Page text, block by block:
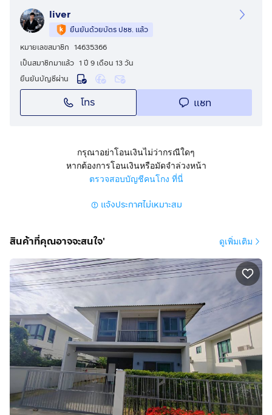
House for Sale – Srisalai Garden Village
2-storey detached house on 64 sq.wah (approx. 256
sq.m.)
Parking space for 2 cars
• 3 Bedrooms
• 3 Bathrooms
• 1 Dining Room
• 1 Living Room
• 1 Dog Room / Pet Room
กดเพื่อดูเบอร์โทร xxxxxx359(Om)
liver
ยืนยันด้วยบัตร ปชช. แล้ว
หมายเลขสมาชิก 14635366
เป็นสมาชิกมาแล้ว 1 ปี 9 เดือน 13 วัน
ยืนยันบัญชีผ่าน
โทร แชท
กรุณาอย่าโอนเงินไม่ว่ากรณีใดๆ
หากต้องการโอนเงินหรือมัดจำล่วงหน้า
ตรวจสอบบัญชีคนโกง ที่นี่
แจ้งประกาศไม่เหมาะสม
สินค้าที่คุณอาจจะสนใจ' ดูเพิ่มเติม